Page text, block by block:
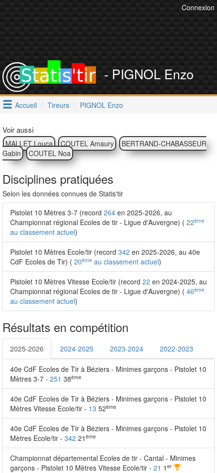
Connexion
- PIGNOL Enzo
Accueil Tireurs PIGNOL Enzo
Voir aussi
MALLET Louca COUTEL Amaury
BERTRAND-CHABASSEUR
Gabin
COUTEL Noa
Disciplines pratiquées
Selon les données connues de Statis'tir
Pistolet 10 Mètres 3-7 (record 264 en 2025-2026, au
Championnat régional Ecoles de tir - Ligue d'Auvergne) ( 22ème
au classement actuel)
Pistolet 10 Mètres Ecole/tir (record 342 en 2025-2026, au 40e
CdF Ecoles de Tir) ( 20ème au classement actuel)
Pistolet 10 Mètres Vitesse Ecole/tir (record 22 en 2024-2025, au
Championnat régional Ecoles de tir - Ligue d'Auvergne) ( 46ème
au classement actuel)
Résultats en compétition
2025-2026 2024-2025 2023-2024 2022-2023
40e CdF Ecoles de Tir à Béziers - Minimes garçons - Pistolet 10
Mètres 3-7 - 251 38ème
40e CdF Ecoles de Tir à Béziers - Minimes garçons - Pistolet 10
Mètres Vitesse Ecole/tir - 13 52ème
40e CdF Ecoles de Tir à Béziers - Minimes garçons - Pistolet 10
Mètres Ecole/tir - 342 21 ème
Championnat départemental Ecoles de tir - Cantal - Minimes
garçons - Pistolet 10 Mètres Vitesse Ecole/tir - 21 1 er